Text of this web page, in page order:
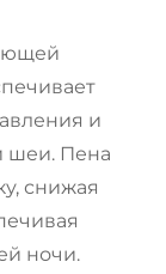
и
шеи. Пена
снижая
ночи.